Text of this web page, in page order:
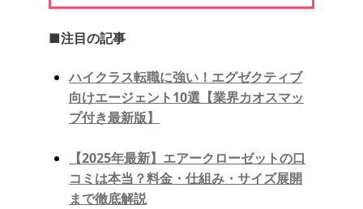
■注目の記事
ハイクラス転職に強い！エグゼクティブ
向けエージェント10選【業界カオスマッ
プ付き最新版】
【2025年最新】エアークローゼットの口
コミは本当？料金・仕組み・サイズ展開
まで徹底解説